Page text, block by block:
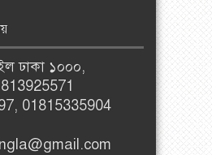
ঢাকা ১০০০,
01815335904